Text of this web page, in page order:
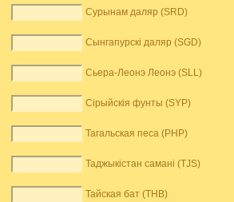
Сурынам даляр (SRD)
Сынгапурскі даляр (SGD)
Сьера-Леонэ Леонэ (SLL)
Сірыйскія фунты (SYP)
Тагальская песа (PHP)
Таджыкістан самані (TJS)
Тайская бат (THB)